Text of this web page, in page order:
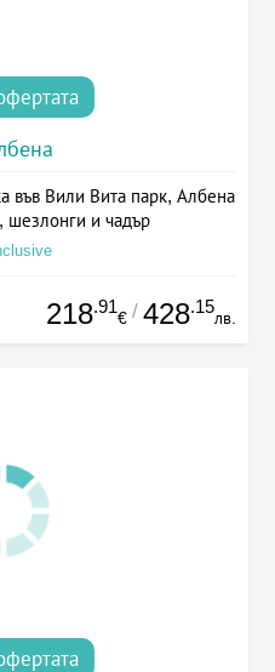
във Вили Вита парк, Албена
шезлонги и чадър
218.91
€ / 428.15
лв.